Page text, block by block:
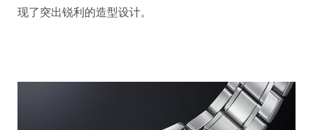
现了突出锐利的造型设计。